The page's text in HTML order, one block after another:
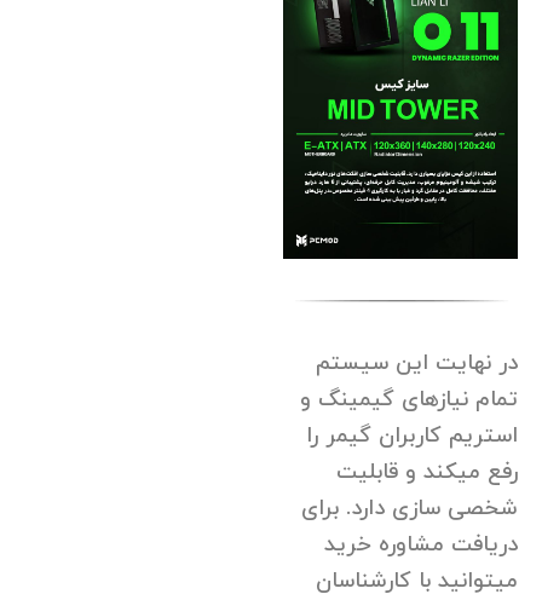
در نهایت این سیستم
تمام نیازهای گیمینگ و
استریم کاربران گیمر را
رفع میکند و قابلیت
شخصی سازی دارد. برای
دریافت مشاوره خرید
میتوانید با کارشناسان